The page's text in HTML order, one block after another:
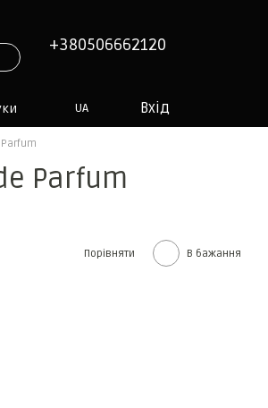
+380506662120
UA Вхід
Parfum
Порівняти В бажання